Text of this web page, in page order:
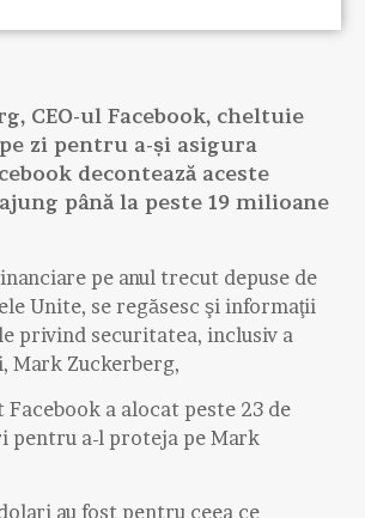
CEO-ul Facebook, cheltuie
zi pentru a-și asigura
decontează aceste
până la peste 19 milioane
pe anul trecut depuse de
Unite, se regăsesc şi informaţii
privind securitatea, inclusiv a
Mark Zuckerberg,
a alocat peste 23 de
pentru a-l proteja pe Mark
au fost pentru ceea ce